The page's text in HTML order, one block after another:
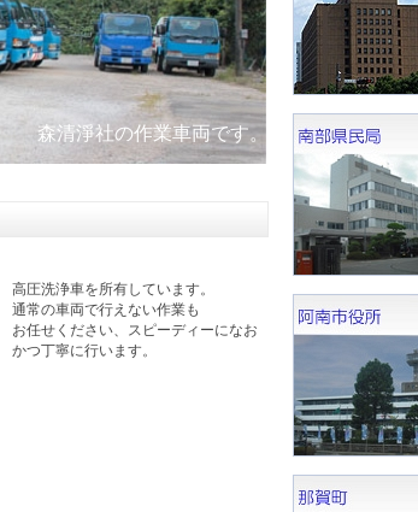
森清淨社の作業車両です。
高圧洗浄車を所有しています。
通常の車両で行えない作業も
お任せください、スピーディーになお
かつ丁寧に行います。